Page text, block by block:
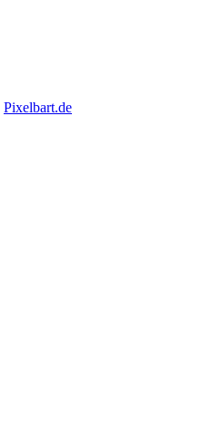
Pixelbart.de